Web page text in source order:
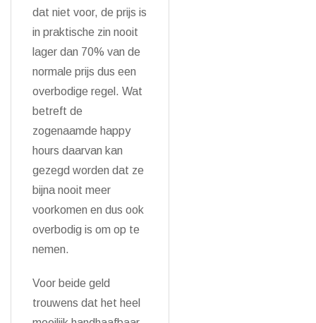
dat niet voor, de prijs is
in praktische zin nooit
lager dan 70% van de
normale prijs dus een
overbodige regel. Wat
betreft de
zogenaamde happy
hours daarvan kan
gezegd worden dat ze
bijna nooit meer
voorkomen en dus ook
overbodig is om op te
nemen.
Voor beide geld
trouwens dat het heel